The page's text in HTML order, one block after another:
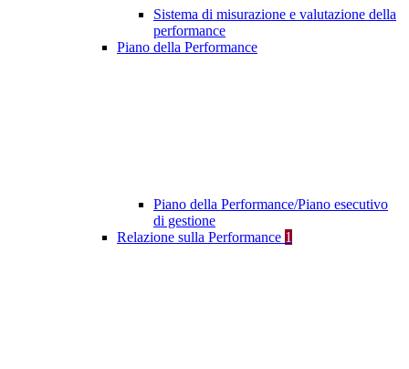
Sistema di misurazione e valutazione della
performance
Piano della Performance
Piano della Performance/Piano esecutivo
di gestione
Relazione sulla Performance 1